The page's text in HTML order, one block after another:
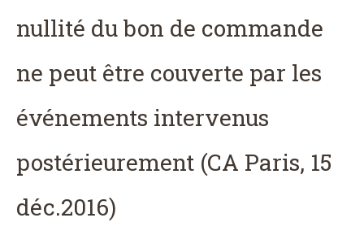
nullité du bon de commande
ne peut être couverte par les
événements intervenus
postérieurement (CA Paris, 15
déc.2016)